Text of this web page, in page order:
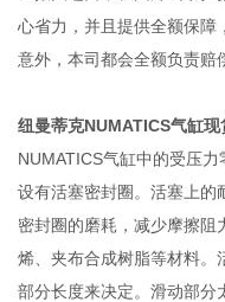
心省力，并且提供全额保障
意外，本司都会全额负责赔
纽曼蒂克NUMATICS气缸现
NUMATICS气缸中的受压
设有活塞密封圈。活塞上的
密封圈的磨耗，减少摩擦阻
烯、夹布合成树脂等材料。
部分长度来决定。滑动部分